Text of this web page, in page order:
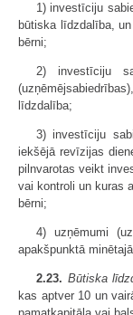
1) investīciju
būtiska līdzdalība,
bērni;
2) investīciju
līdzdalība;
3) investīciju
iekšējā revīzijas
pilnvarotas veikt
vai kontroli un kuras
bērni;
4) uzņēmumi
apakšpunktā
2.23. Būtiska
kas aptver 10 un